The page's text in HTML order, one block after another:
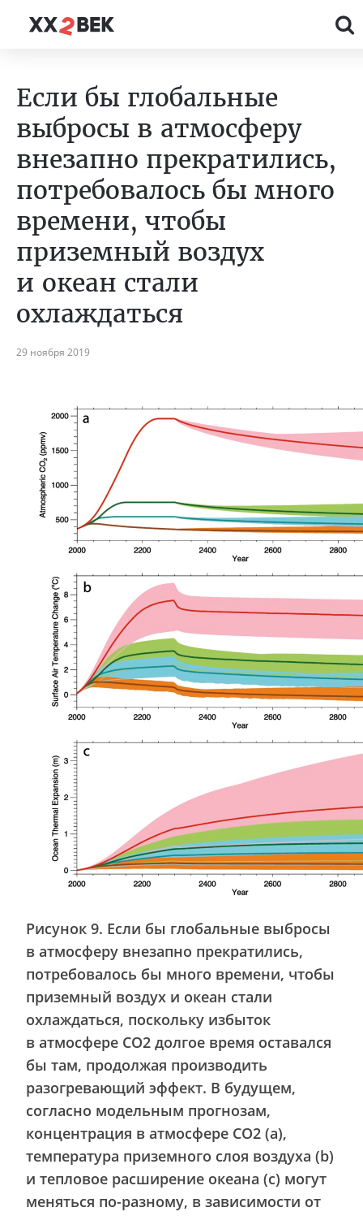
Если бы глобальные
выбросы в атмосферу
внезапно прекратились,
потребовалось бы много
времени, чтобы
приземный воздух
и океан стали
охлаждаться
29 ноября 2019
Рисунок 9. Если бы глобальные выбросы
в атмосферу внезапно прекратились,
потребовалось бы много времени, чтобы
приземный воздух и океан стали
охлаждаться, поскольку избыток
в атмосфере CO2 долгое время оставался
бы там, продолжая производить
разогревающий эффект. В будущем,
согласно модельным прогнозам,
концентрация в атмосфере CO2 (a),
температура приземного слоя воздуха (b)
и тепловое расширение океана (c) могут
меняться по-разному, в зависимости от